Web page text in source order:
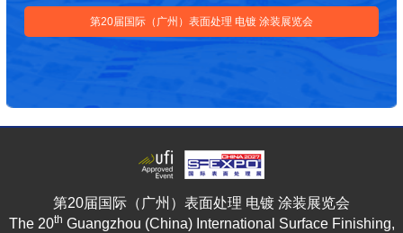
第20届国际（广州）表面处理 电镀 涂装展览会
第20届国际（广州）表面处理 电镀 涂装展览会
The 20th Guangzhou (China) International Surface Finishing,